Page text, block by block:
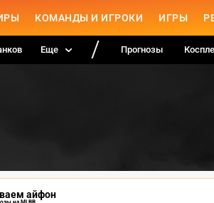
КОМАНДЫ И ИГРОКИ ИГРЫ
Еще Прогнозы
айфон